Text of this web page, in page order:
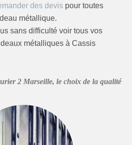
des devis pour toutes
métallique.
sans difficulté voir tous vos
métalliques à Cassis
2 Marseille, le choix de la qualité